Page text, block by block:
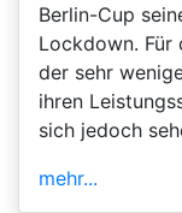
Berlin-Cup
Lockdown. Für
der sehr
ihren
sich jedoch
mehr...